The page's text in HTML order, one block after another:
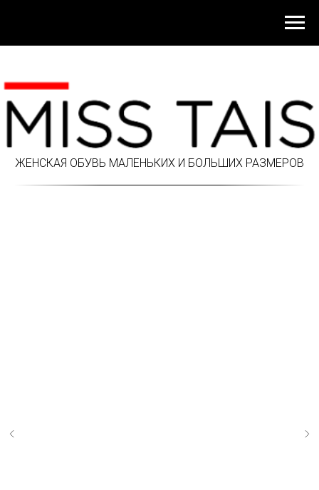
ЖЕНСКАЯ ОБУВЬ МАЛЕНЬКИХ И БОЛЬШИХ РАЗМЕРОВ